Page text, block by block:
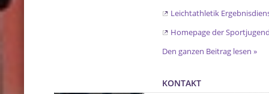
Leichtathletik
Homepage der
Den ganzen Beitrag lesen »
KONTAKT